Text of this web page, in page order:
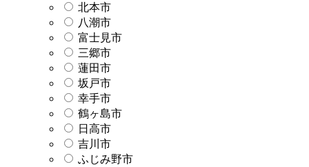
北本市
八潮市
富士見市
三郷市
蓮田市
坂戸市
幸手市
鶴ヶ島市
日高市
吉川市
ふじみ野市